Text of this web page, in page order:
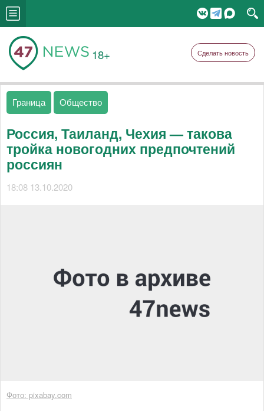
18+ Сделать новость
Граница Общество
Россия, Таиланд, Чехия — такова
тройка новогодних предпочтений
россиян
18:08 13.10.2020
Фото: pixabay.com